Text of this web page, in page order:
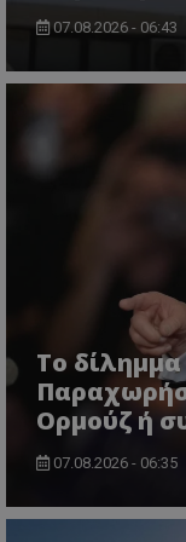
07.08.2026 - 06:43
Το
Ορμούζ ή
07.08.2026 - 06:35